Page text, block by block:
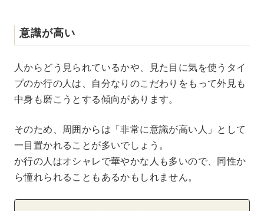
意識が高い
人からどう見られているかや、見た目に気を使うタイ
プのか行の人は、自分なりのこだわりをもって外見も
中身も磨こうとする傾向があります。
そのため、周囲からは「非常に意識が高い人」として
一目置かれることが多いでしょう。
か行の人はオシャレで華やかな人も多いので、同性か
ら憧れられることもあるかもしれません。